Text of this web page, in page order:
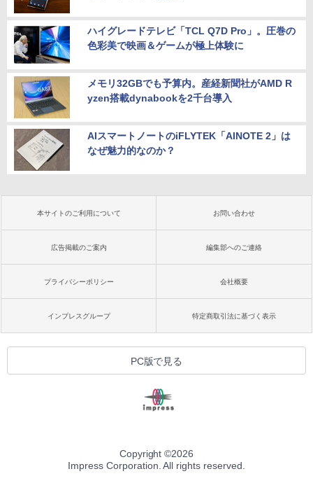
ハイグレードテレビ「TCL Q7D Pro」。圧巻の
色彩美で映画＆ゲームが極上体験に
メモリ32GBでも予算内。産経新聞社がAMD R
yzen搭載dynabookを2千台導入
AIスマートノートのiFLYTEK「AINOTE 2」は
なぜ魅力的なのか？
本サイトのご利用について お問い合わせ
広告掲載のご案内 編集部へのご連絡
プライバシーポリシー 会社概要
インプレスグループ 特定商取引法に基づく表示
PC版で見る
Copyright ©2026
Impress Corporation. All rights reserved.